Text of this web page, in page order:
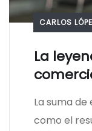
CARLOS
La
La suma
como el